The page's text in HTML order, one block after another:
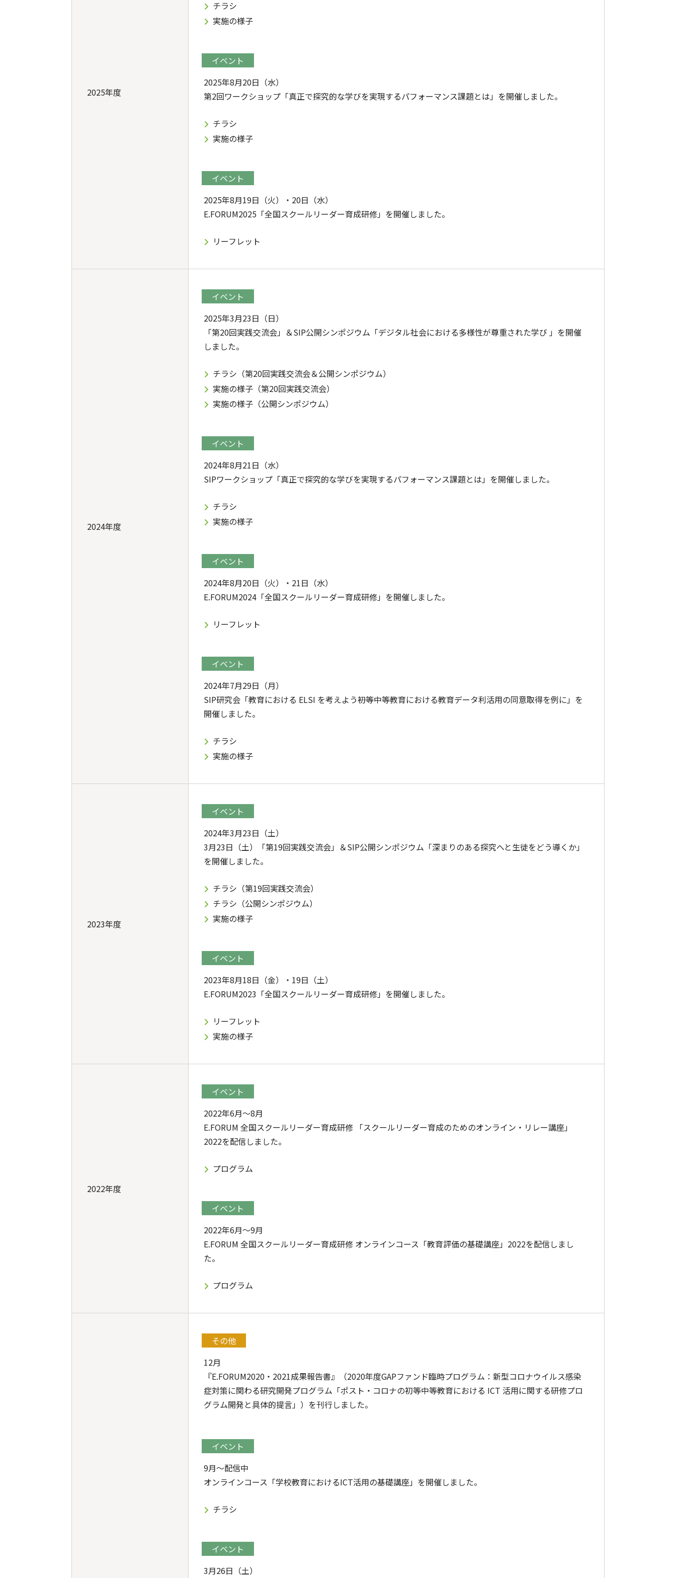
2025年度
チラシ
実施の様子
イベント
2025年8月20日（水）
第2回ワークショップ「真正で探究的な学びを実現するパフォーマンス課題とは」を開催しました。
チラシ
実施の様子
イベント
2025年8月19日（火）・20日（水）
E.FORUM2025「全国スクールリーダー育成研修」を開催しました。
リーフレット
2024年度
イベント
2025年3月23日（日）
「第20回実践交流会」＆SIP公開シンポジウム「デジタル社会における多様性が尊重された学び 」を開催
しました。
チラシ（第20回実践交流会＆公開シンポジウム）
実施の様子（第20回実践交流会）
実施の様子（公開シンポジウム）
イベント
2024年8月21日（水）
SIPワークショップ「真正で探究的な学びを実現するパフォーマンス課題とは」を開催しました。
チラシ
実施の様子
イベント
2024年8月20日（火）・21日（水）
E.FORUM2024「全国スクールリーダー育成研修」を開催しました。
リーフレット
イベント
2024年7月29日（月）
SIP研究会「教育における ELSI を考えよう――初等中等教育における教育データ利活用の同意取得を例に」を
開催しました。
チラシ
実施の様子
2023年度
イベント
2024年3月23日（土）
3月23日（土）「第19回実践交流会」＆SIP公開シンポジウム「深まりのある探究へと生徒をどう導くか」
を開催しました。
チラシ（第19回実践交流会）
チラシ（公開シンポジウム）
実施の様子
イベント
2023年8月18日（金）・19日（土）
E.FORUM2023「全国スクールリーダー育成研修」を開催しました。
リーフレット
実施の様子
2022年度
イベント
2022年6月～8月
E.FORUM 全国スクールリーダー育成研修 「スクールリーダー育成のためのオンライン・リレー講座」
2022を配信しました。
プログラム
イベント
2022年6月～9月
E.FORUM 全国スクールリーダー育成研修 オンラインコース「教育評価の基礎講座」2022を配信しまし
た。
プログラム
その他
12月
『E.FORUM2020・2021成果報告書』（2020年度GAPファンド臨時プログラム：新型コロナウイルス感染
症対策に関わる研究開発プログラム「ポスト・コロナの初等中等教育における ICT 活用に関する研修プロ
グラム開発と具体的提言」）を刊行しました。
イベント
9月～配信中
オンラインコース「学校教育におけるICT活用の基礎講座」を開催しました。
チラシ
イベント
3月26日（土）